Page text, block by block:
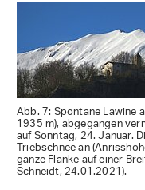
Abb. 7: Spontane Lawine
1935 m), abgegangen
auf Sonntag, 24. Januar.
Triebschnee an
ganze Flanke auf einer
Schneidt, 24.01.2021).